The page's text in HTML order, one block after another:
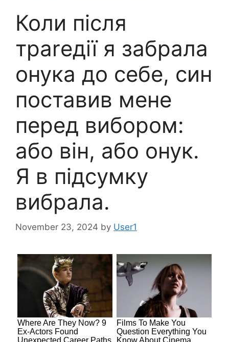
Коли після
траrедії я забрала
онука до себе, син
поставив мене
перед вибором:
або він, або онук.
Я в підсумку
вибрала.
November 23, 2024 by User1